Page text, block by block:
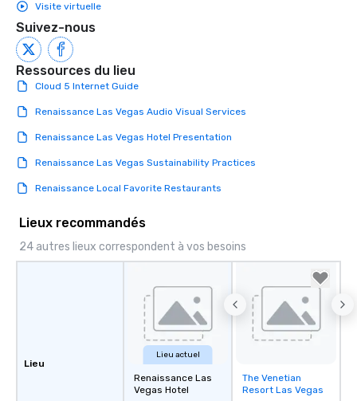
Visite virtuelle
Suivez-nous
Ressources du lieu
Cloud 5 Internet Guide
Renaissance Las Vegas Audio Visual Services
Renaissance Las Vegas Hotel Presentation
Renaissance Las Vegas Sustainability Practices
Renaissance Local Favorite Restaurants
Lieux recommandés
24 autres lieux correspondent à vos besoins
Lieu
Lieu actuel
Renaissance Las
Vegas Hotel
Removed from
favorites
The Venetian
Resort Las Vegas